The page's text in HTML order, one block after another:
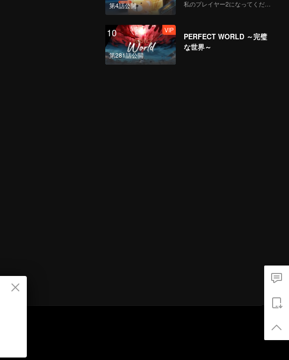
第4話公開 私のプレイヤー2になってください
10
第281話公開
VIP
PERFECT WORLD ～完璧
な世界～